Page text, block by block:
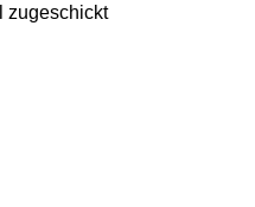
zugeschickt